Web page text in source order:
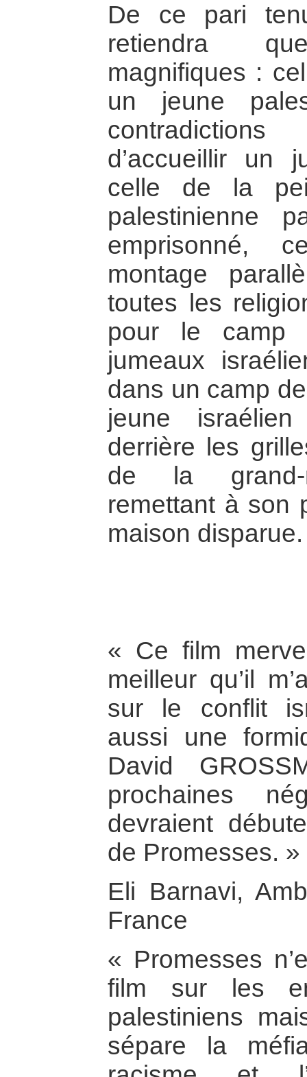
De ce pari
retiendra
magnifiques :
un jeune
d’accueillir un
celle de la
palestinienne
emprisonné,
montage
toutes les
pour le camp
jumeaux
dans un camp
jeune
derrière les
de la grand-
remettant à son
maison disparue.
« Ce film
meilleur qu’il
sur le conflit
aussi une
David
prochaines
devraient
de Promesses. »
Eli Barnavi,
France
« Promesses
film sur les
palestiniens
sépare la